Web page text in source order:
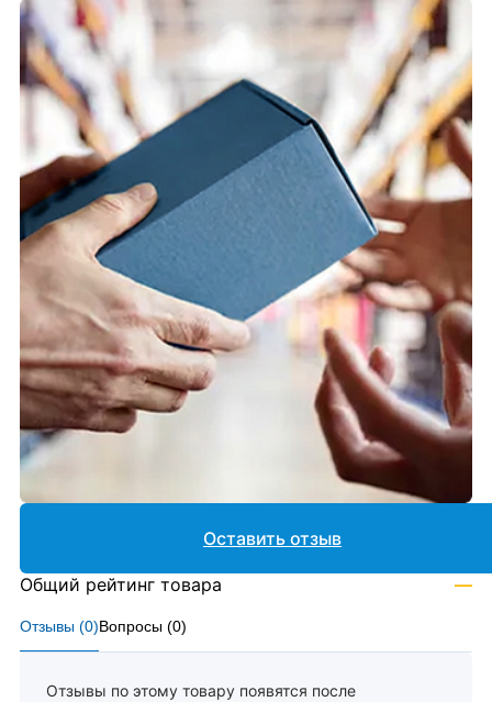
Отзывы (0)Вопросы (0)
Отзывы по этому товару появятся после
Оставить отзыв
Общий рейтинг товара —